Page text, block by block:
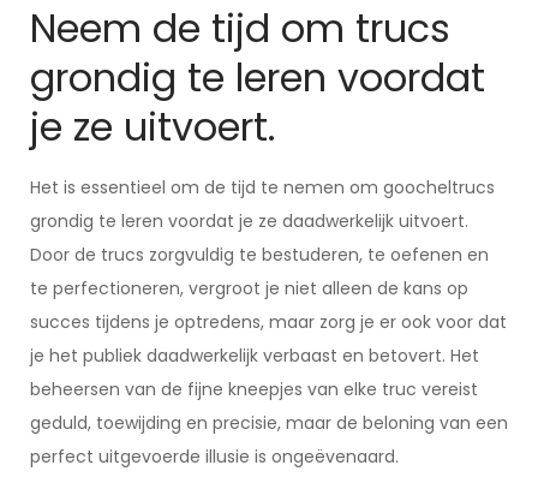
Neem de tijd om trucs
grondig te leren voordat
je ze uitvoert.
Het is essentieel om de tijd te nemen om goocheltrucs
grondig te leren voordat je ze daadwerkelijk uitvoert.
Door de trucs zorgvuldig te bestuderen, te oefenen en
te perfectioneren, vergroot je niet alleen de kans op
succes tijdens je optredens, maar zorg je er ook voor dat
je het publiek daadwerkelijk verbaast en betovert. Het
beheersen van de fijne kneepjes van elke truc vereist
geduld, toewijding en precisie, maar de beloning van een
perfect uitgevoerde illusie is ongeëvenaard.